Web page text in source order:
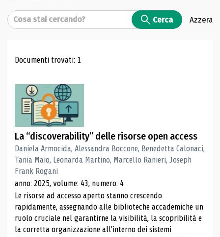
Cerca Cerca Azzera
Risultati di ricerca
Documenti trovati: 1
La “discoverability” delle risorse open access
Daniela Armocida, Alessandra Boccone, Benedetta Calonaci,
Tania Maio, Leonarda Martino, Marcello Ranieri, Joseph
Frank Rogani
anno: 2025, volume: 43, numero: 4
Le risorse ad accesso aperto stanno crescendo
rapidamente, assegnando alle biblioteche accademiche un
ruolo cruciale nel garantirne la visibilità, la scopribilità e
la corretta organizzazione all'interno dei sistemi